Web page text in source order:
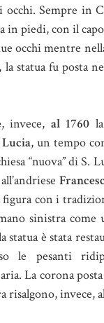
Sempre in
in piedi, con il
occhi mentre
fu posta
, invece, al 1760
Lucia, un tempo
“nuova” di S.
figura con i
sinistra come
statua è stata
le pesanti
La corona
risalgono, invece,